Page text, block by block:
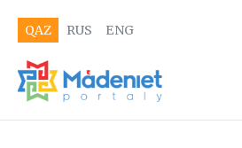
QAZ RUS ENG